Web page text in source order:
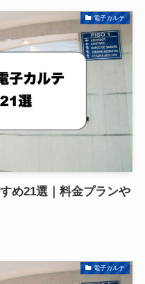
電子カルテ
め21選｜料金プランや
電子カルテ